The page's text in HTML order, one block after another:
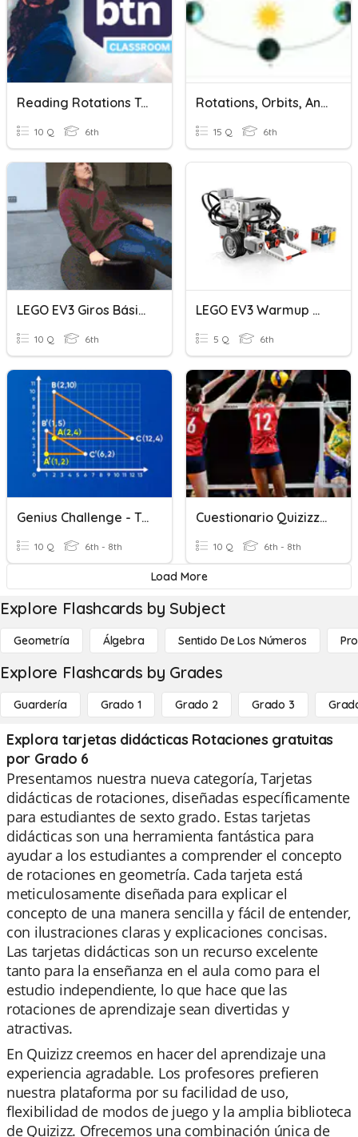
Reading Rotations Term 4
10 Q 6th
Rotations, Orbits, And The Seasons Quiz DE
15 Q 6th
LEGO EV3 Giros Básicos
10 Q 6th
LEGO EV3 Warmup #2
5 Q 6th
Genius Challenge - Transformations: Rotations & Dilations
10 Q 6th - 8th
Cuestionario Quizizz Voleibol 1º ESO
10 Q 6th - 8th
Load More
Explore Flashcards by Subject
Geometría Álgebra Sentido De Los Números
Explore Flashcards by Grades
Guardería Grado 1 Grado 2 Grado 3
Explora tarjetas didácticas Rotaciones gratuitas
por Grado 6
Presentamos nuestra nueva categoría, Tarjetas
didácticas de rotaciones, diseñadas específicamente
para estudiantes de sexto grado. Estas tarjetas
didácticas son una herramienta fantástica para
ayudar a los estudiantes a comprender el concepto
de rotaciones en geometría. Cada tarjeta está
meticulosamente diseñada para explicar el
concepto de una manera sencilla y fácil de entender,
con ilustraciones claras y explicaciones concisas.
Las tarjetas didácticas son un recurso excelente
tanto para la enseñanza en el aula como para el
estudio independiente, lo que hace que las
rotaciones de aprendizaje sean divertidas y
atractivas.
En Quizizz creemos en hacer del aprendizaje una
experiencia agradable. Los profesores prefieren
nuestra plataforma por su facilidad de uso,
flexibilidad de modos de juego y la amplia biblioteca
de Quizizz. Ofrecemos una combinación única de